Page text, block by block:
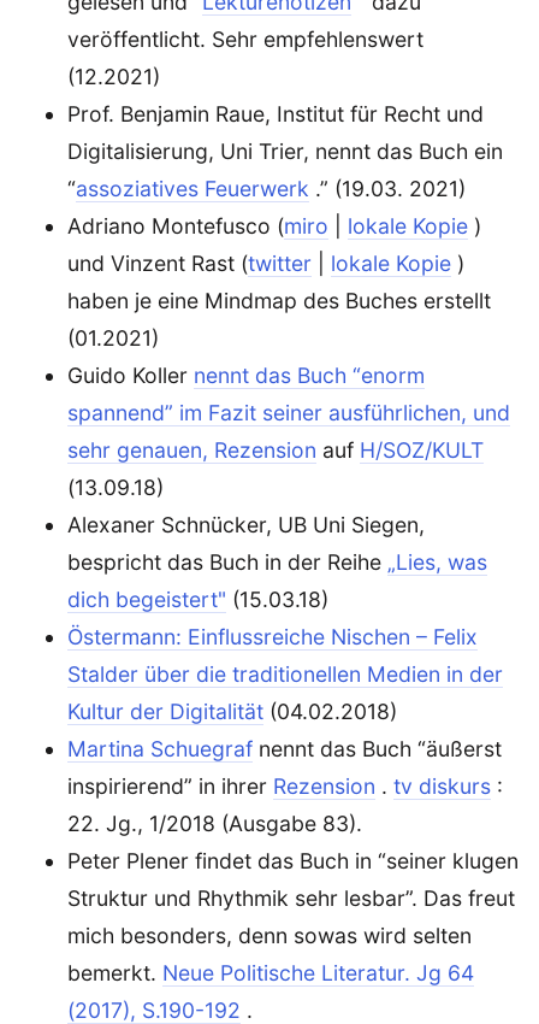
veröffentlicht. Sehr empfehlenswert
(12.2021)
Prof. Benjamin Raue, Institut für Recht und
Digitalisierung, Uni Trier, nennt das Buch ein
“assoziatives Feuerwerk .” (19.03. 2021)
Adriano Montefusco (miro lokale Kopie )
und Vinzent Rast (twitter lokale Kopie )
haben je eine Mindmap des Buches erstellt
(01.2021)
Guido Koller nennt das Buch “enorm
spannend” im Fazit seiner ausführlichen, und
sehr genauen, Rezension auf H/SOZ/KULT
(13.09.18)
Alexaner Schnücker, UB Uni Siegen,
bespricht das Buch in der Reihe „Lies, was
dich begeistert" (15.03.18)
Östermann: Einflussreiche Nischen – Felix
Stalder über die traditionellen Medien in der
Kultur der Digitalität (04.02.2018)
Martina Schuegraf nennt das Buch “äußerst
inspirierend” in ihrer Rezension . tv diskurs :
22. Jg., 1/2018 (Ausgabe 83).
Peter Plener findet das Buch in “seiner klugen
Struktur und Rhythmik sehr lesbar”. Das freut
mich besonders, denn sowas wird selten
bemerkt. Neue Politische Literatur. Jg 64
(2017), S.190-192 .